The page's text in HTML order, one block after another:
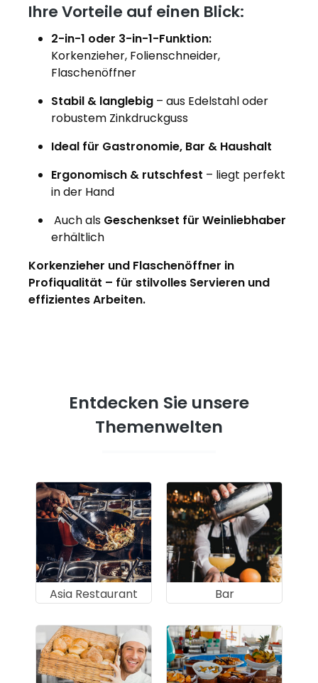
Ihre Vorteile auf einen Blick:
2-in-1 oder 3-in-1-Funktion:
Korkenzieher, Folienschneider,
Flaschenöffner
Stabil & langlebig – aus Edelstahl oder
robustem Zinkdruckguss
Ideal für Gastronomie, Bar & Haushalt
Ergonomisch & rutschfest – liegt perfekt
in der Hand
Auch als Geschenkset für Weinliebhaber
erhältlich
Korkenzieher und Flaschenöffner in
Profiqualität – für stilvolles Servieren und
effizientes Arbeiten.
Entdecken Sie unsere
Themenwelten
Asia Restaurant Bar